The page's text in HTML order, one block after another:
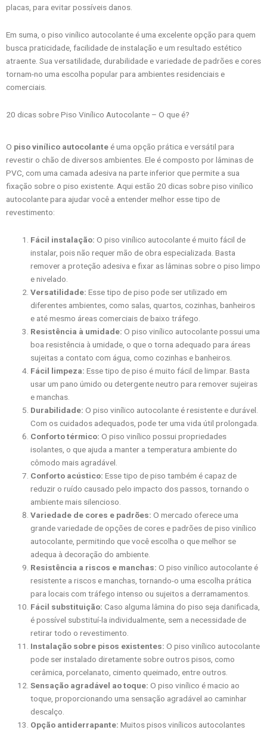
placas, para evitar possíveis danos.
Em suma, o piso vinílico autocolante é uma excelente opção para quem
busca praticidade, facilidade de instalação e um resultado estético
atraente. Sua versatilidade, durabilidade e variedade de padrões e cores
tornam-no uma escolha popular para ambientes residenciais e
comerciais.
20 dicas sobre Piso Vinílico Autocolante – O que é?
O piso vinílico autocolanteé uma opção prática e versátil para
revestir o chão de diversos ambientes. Ele é composto por lâminas de
PVC, com uma camada adesiva na parte inferior que permite a sua
fixação sobre o piso existente. Aqui estão 20 dicas sobre piso vinílico
autocolante para ajudar você a entender melhor esse tipo de
revestimento:
Fácil instalação: O piso vinílico autocolante é muito fácil de
instalar, pois não requer mão de obra especializada. Basta
remover a proteção adesiva e fixar as lâminas sobre o piso limpo
e nivelado.
Versatilidade: Esse tipo de piso pode ser utilizado em
diferentes ambientes, como salas, quartos, cozinhas, banheiros
e até mesmo áreas comerciais de baixo tráfego.
Resistência à umidade:O piso vinílico autocolante possui uma
boa resistência à umidade, o que o torna adequado para áreas
sujeitas a contato com água, como cozinhas e banheiros.
Fácil limpeza:Esse tipo de piso é muito fácil de limpar. Basta
usar um pano úmido ou detergente neutro para remover sujeiras
e manchas.
Durabilidade: O piso vinílico autocolante é resistente e durável.
Com os cuidados adequados, pode ter uma vida útil prolongada.
Conforto térmico:O piso vinílico possui propriedades
isolantes, o que ajuda a manter a temperatura ambiente do
cômodo mais agradável.
Conforto acústico: Esse tipo de piso também é capaz de
reduzir o ruído causado pelo impacto dos passos, tornando o
ambiente mais silencioso.
Variedade de cores e padrões:O mercado oferece uma
grande variedade de opções de cores e padrões de piso vinílico
autocolante, permitindo que você escolha o que melhor se
adequa à decoração do ambiente.
Resistência a riscos e manchas: O piso vinílico autocolante é
resistente a riscos e manchas, tornando-o uma escolha prática
para locais com tráfego intenso ou sujeitos a derramamentos.
Fácil substituição:Caso alguma lâmina do piso seja danificada,
é possível substituí-la individualmente, sem a necessidade de
retirar todo o revestimento.
Instalação sobre pisos existentes: O piso vinílico autocolante
pode ser instalado diretamente sobre outros pisos, como
cerâmica, porcelanato, cimento queimado, entre outros.
Sensação agradável ao toque:O piso vinílico é macio ao
toque, proporcionando uma sensação agradável ao caminhar
descalço.
Opção antiderrapante: Muitos pisos vinílicos autocolantes